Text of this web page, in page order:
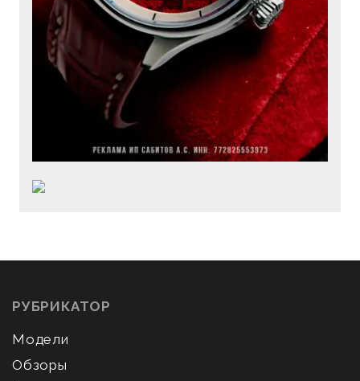
РУБРИКАТОР
Модели
Обзоры